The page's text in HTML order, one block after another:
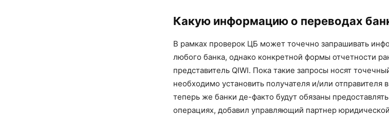
Какую информацию о переводах
В рамках проверок ЦБ может точечно запрашивать
любого банка, однако конкретной формы отчетности
представитель QIWI. Пока такие запросы носят
необходимо установить получателя и/или отправителя
теперь же банки де-факто будут обязаны
операциях, добавил управляющий партнер